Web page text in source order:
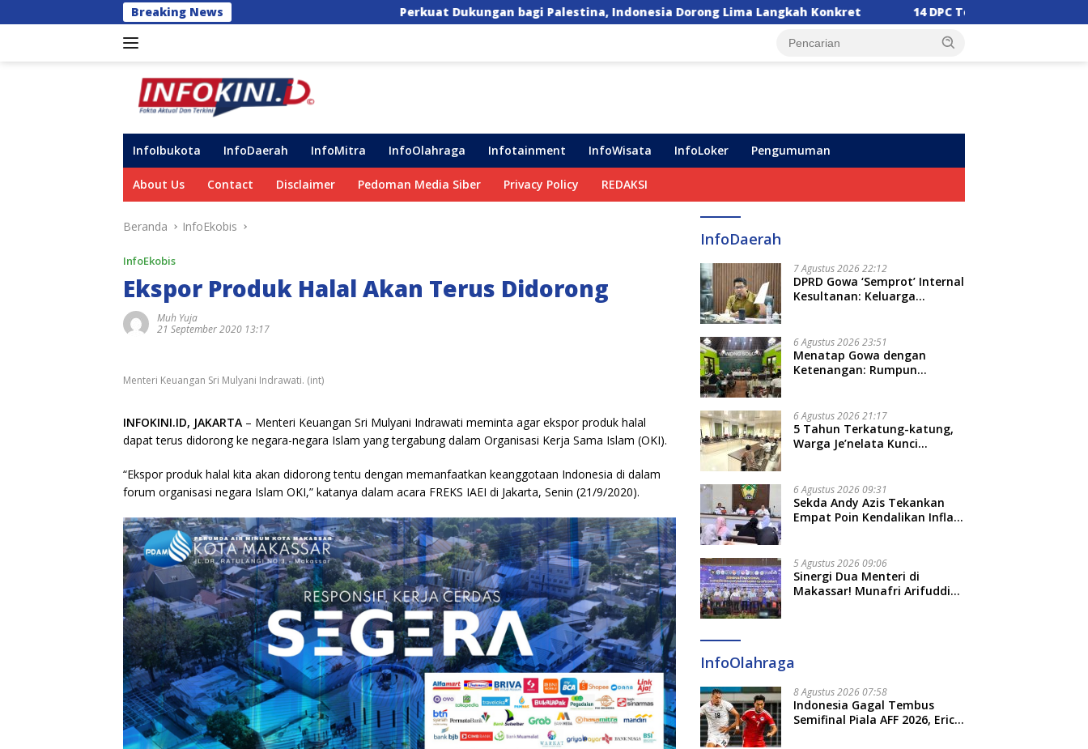
ke
Breaking News Perkuat Dukungan bagi Palestina, Indonesia Dorong Lima Langkah Konkret 14 DPC Terima SK Kepengurusan, Ketua DPW PPP
InfoIbukota InfoDaerah InfoMitra InfoOlahraga Infotainment InfoWisata InfoLoker Pengumuman
About Us Contact Disclaimer Pedoman Media Siber Privacy Policy REDAKSI
Beranda InfoEkobis
InfoEkobis
Ekspor Produk Halal Akan Terus Didorong
Muh Yuja
21 September 2020 13:17
Menteri Keuangan Sri Mulyani Indrawati. (int)
INFOKINI.ID, JAKARTA – Menteri Keuangan Sri Mulyani Indrawati meminta agar ekspor produk halal
dapat terus didorong ke negara-negara Islam yang tergabung dalam Organisasi Kerja Sama Islam (OKI).
“Ekspor produk halal kita akan didorong tentu dengan memanfaatkan keanggotaan Indonesia di dalam
forum organisasi negara Islam OKI,” katanya dalam acara FREKS IAEI di Jakarta, Senin (21/9/2020).
InfoDaerah
7 Agustus 2026 22:12
DPRD Gowa ‘Semprot’ Internal
Kesultanan: Keluarga
6 Agustus 2026 23:51
Menatap Gowa dengan
Ketenangan: Rumpun
Sepihak, Tekankan Jalur
Musyawarah, Ingatkan Soal
Adat dan Adab
6 Agustus 2026 21:17
5 Tahun Terkatung-katung,
Warga Je’nelata Kunci
6 Agustus 2026 09:31
Sekda Andy Azis Tekankan
Empat Poin Kendalikan Inflasi
5 Agustus 2026 09:06
Sinergi Dua Menteri di
Makassar! Munafri Arifuddin
InfoOlahraga
8 Agustus 2026 07:58
Indonesia Gagal Tembus
Semifinal Piala AFF 2026, Erick